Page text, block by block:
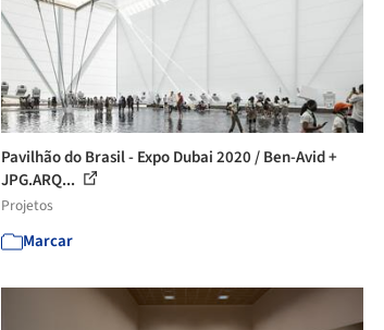
Pavilhão do Brasil - Expo Dubai 2020 / Ben-Avid +
JPG.ARQ...
Projetos
Marcar